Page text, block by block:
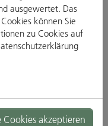
ausgewertet. Das
können Sie
zu Cookies auf
Cookies akzeptieren